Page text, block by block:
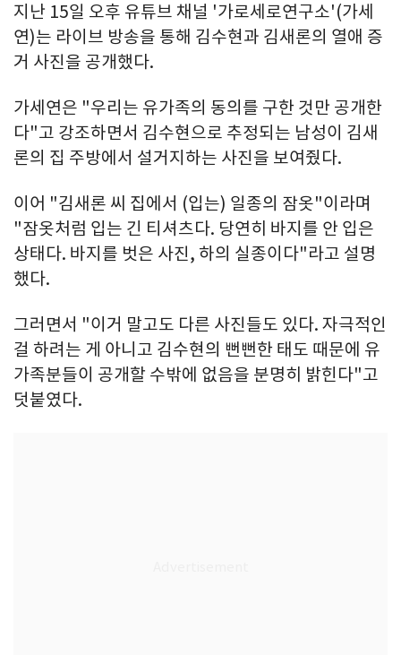
지난 15일 오후 유튜브 채널 '가로세로연구소'(가세
연)는 라이브 방송을 통해 김수현과 김새론의 열애 증
거 사진을 공개했다.
가세연은 "우리는 유가족의 동의를 구한 것만 공개한
다"고 강조하면서 김수현으로 추정되는 남성이 김새
론의 집 주방에서 설거지하는 사진을 보여줬다.
이어 "김새론 씨 집에서 (입는) 일종의 잠옷"이라며
"잠옷처럼 입는 긴 티셔츠다. 당연히 바지를 안 입은
상태다. 바지를 벗은 사진, 하의 실종이다"라고 설명
했다.
그러면서 "이거 말고도 다른 사진들도 있다. 자극적인
걸 하려는 게 아니고 김수현의 뻔뻔한 태도 때문에 유
가족분들이 공개할 수밖에 없음을 분명히 밝힌다"고
덧붙였다.